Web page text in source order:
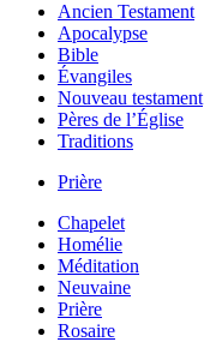
Ancien Testament
Apocalypse
Bible
Évangiles
Nouveau testament
Pères de l’Église
Traditions
Prière
Chapelet
Homélie
Méditation
Neuvaine
Prière
Rosaire